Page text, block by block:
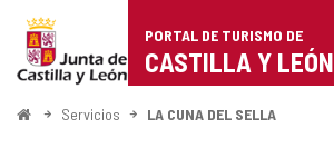
Portal
de
Turismo
PORTAL DE TURISMO DE
CASTILLA Y LEÓN
InicioServicios LA CUNA DEL SELLA